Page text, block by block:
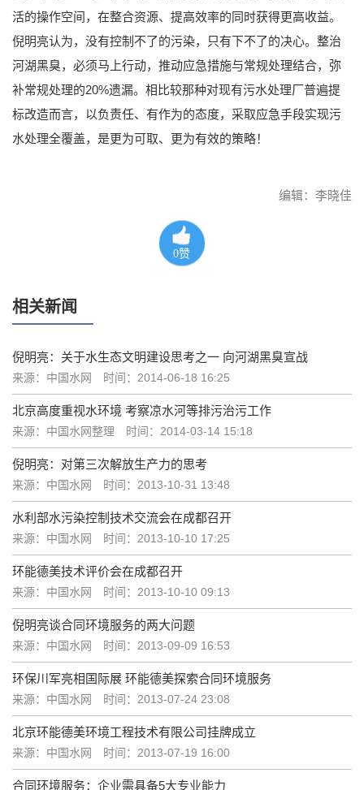
活的操作空间，在整合资源、提高效率的同时获得更高收益。
倪明亮认为，没有控制不了的污染，只有下不了的决心。整治
河湖黑臭，必须马上行动，推动应急措施与常规处理结合，弥
补常规处理的20%遗漏。相比较那种对现有污水处理厂普遍提
标改造而言，以负责任、有作为的态度，采取应急手段实现污
水处理全覆盖，是更为可取、更为有效的策略！
编辑：李晓佳
0赞
相关新闻
倪明亮：关于水生态文明建设思考之一 向河湖黑臭宣战
来源：中国水网 时间：2014-06-18 16:25
北京高度重视水环境 考察凉水河等排污治污工作
来源：中国水网整理 时间：2014-03-14 15:18
倪明亮：对第三次解放生产力的思考
来源：中国水网 时间：2013-10-31 13:48
水利部水污染控制技术交流会在成都召开
来源：中国水网 时间：2013-10-10 17:25
环能德美技术评价会在成都召开
来源：中国水网 时间：2013-10-10 09:13
倪明亮谈合同环境服务的两大问题
来源：中国水网 时间：2013-09-09 16:53
环保川军亮相国际展 环能德美探索合同环境服务
来源：中国水网 时间：2013-07-24 23:08
北京环能德美环境工程技术有限公司挂牌成立
来源：中国水网 时间：2013-07-19 16:00
合同环境服务：企业需具备5大专业能力